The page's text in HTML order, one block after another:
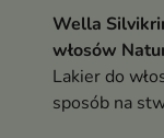
Wella
włosów
Lakier do
sposób na